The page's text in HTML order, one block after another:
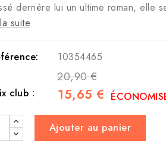
derrière lui un ultime roman, elle
suite
10354465
20,90 €
club : 15,65 €
Ajouter au panier